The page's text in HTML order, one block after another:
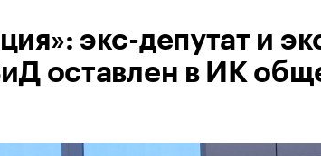
экс-депутат и
оставлен в ИК